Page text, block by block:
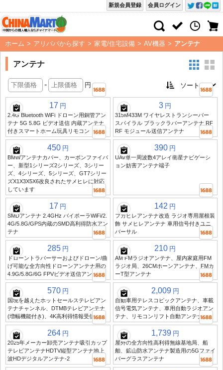
会員ログイン
新規会員登録
ホーム > アリババから探す > 家電/住宅設備 > AV機器 > アンテナ
アンテナ
- 円
17 円
2.4G Bluetooth WiFi ドローン用銅管アン
テナ 5G 5.8G ビデオ送信 内蔵アンテナ
付きスマートホーム玩具リモコン
3 円
315M433M ワイヤレストランシーバー
スパイラル ブラックラバーアンテナ RF
RF モジュール送信アンテナ
450 円
BMWアンテナカバー、カーボンファイバ
ー、新型1シリーズ2シリーズ、3シリー
ズ、4シリーズ、5シリーズ、GT7シリー
ズX1X3X5X6改良されたサメヒレに対応
しています
390 円
UAV単一周波数4アレイ衛星ナビゲーシ
ョン妨害アンテナ端子
17 円
SMDアンテナ 2.4GHz バイポーラWiFi/2.
4G/5.8G/GPS内蔵のSMD高利得防水アン
テナ
142 円
フカヒレアンテナ改造 ラジオ専用屋根装
飾 サメヒレアンテナ 車用信号付きユニ
バーサル
285 円
ドローントラバーサーおよびドローン/曲
げ可能な全方向性ドローンアンテナ用の
4.9G/5.8G/6G FPVビデオ送信アンテナ
210 円
AM FMラジオアンテナ、屋内家庭用FM
ラジオ局、26CMホーンアンテナ、FMカ
ーT型アンテナ
570 円
国境を越えたホットセールステレビアン
テナチャンネル、DTMBテレビアンテナ
(増幅機能付き)、4K高利得情報受信機
2,009 円
自動車用テレスコピックアンテナ、車載
信号電気アンテナ、車用自動ラジオアン
テナ、リモコンリフト自動アンテナ
264 円
2025年メーカー卸売アンテナ吸引カップ
テレビアンテナHDTV縦型アンテナ地上
波HDデジタルアンテナ-2
1,739 円
屋外の全方向性高利得無線基地局、船
舶、鉱山防水アンテナ製造用の5Gファイ
バーグラスアンテナ